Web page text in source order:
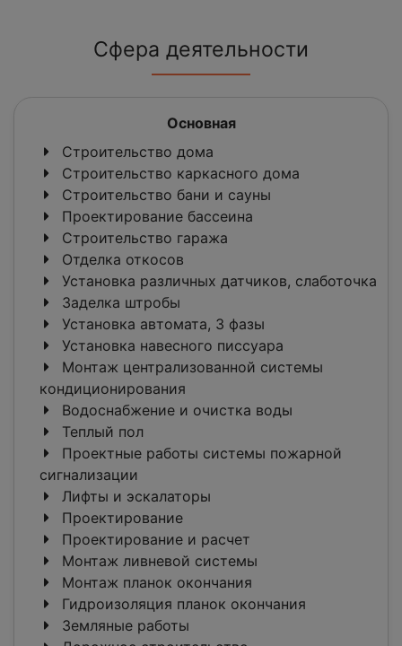
Сфера деятельности
Основная
Строительство дома
Строительство каркасного дома
Строительство бани и сауны
Проектирование бассеина
Строительство гаража
Отделка откосов
Установка различных датчиков, слаботочка
Заделка штробы
Установка автомата, 3 фазы
Установка навесного писсуара
Монтаж централизованной системы
кондиционирования
Водоснабжение и очистка воды
Теплый пол
Проектные работы системы пожарной
сигнализации
Лифты и эскалаторы
Проектирование
Проектирование и расчет
Монтаж ливневой системы
Монтаж планок окончания
Гидроизоляция планок окончания
Земляные работы